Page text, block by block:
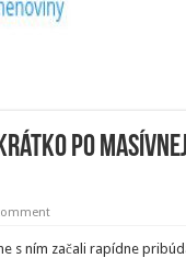
po
s ním začali rapídne